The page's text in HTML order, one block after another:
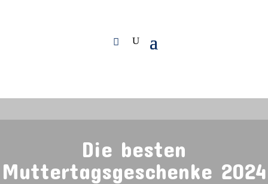
Die besten
Muttertagsgeschenke 2024